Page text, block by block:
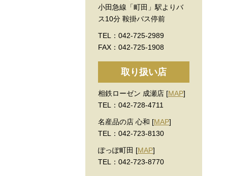
小田急線「町田」駅よりバ
ス10分 鞍掛バス停前
TEL：042-725-2989
FAX：042-725-1908
取り扱い店
相鉄ローゼン 成瀬店 [MAP]
TEL：042-728-4711
名産品の店 心和 [MAP]
TEL：042-723-8130
ぽっぽ町田 [MAP]
TEL：042-723-8770